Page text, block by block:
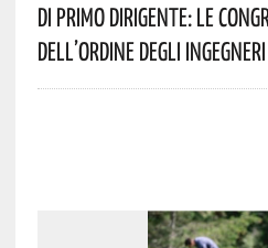
Di Primo Dirigente: Le
Dell’Ordine Degli